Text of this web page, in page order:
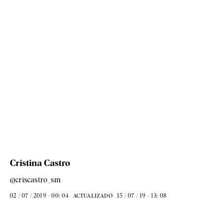
Cristina Castro
@criscastro_sm
02 / 07 / 2019 - 00: 04 ACTUALIZADO 15 / 07 / 19 - 13: 08